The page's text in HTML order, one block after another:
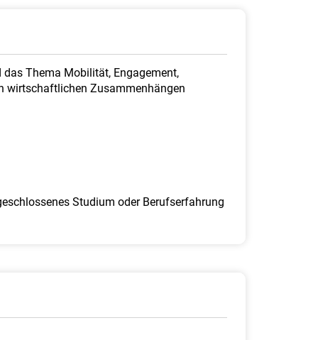
Thema Mobilität, Engagement,
wirtschaftlichen Zusammenhängen
Studium oder Berufserfahrung